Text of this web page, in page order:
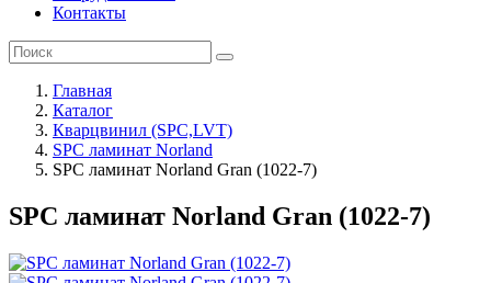
Контакты
Главная
Каталог
Кварцвинил (SPC,LVT)
SPC ламинат Norland
SPC ламинат Norland Gran (1022-7)
SPC ламинат Norland Gran (1022-7)